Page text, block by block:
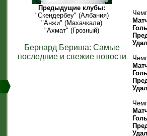
Предыдущие клубы:
"Скендербеу" (Албания)
"Анжи" (Махачкала)
"Ахмат" (Грозный)
Бернард Бериша: Самые
последние и свежие новости